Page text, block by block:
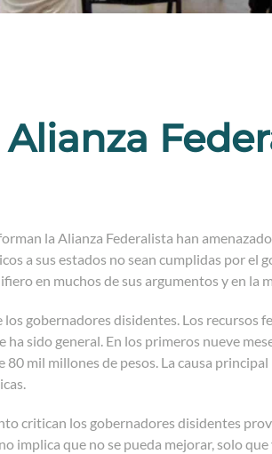
Alianza
la Alianza Federalista han
a sus estados no sean cumplidas por el
en muchos de sus argumentos y en la
gobernadores disidentes. Los recursos
ha sido general. En los primeros nueve
80 mil millones de pesos. La causa
critican los gobernadores disidentes
implica que no se pueda mejorar, solo